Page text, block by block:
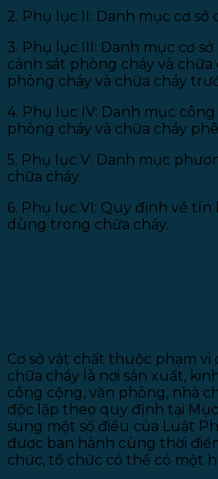
2. Phụ lục II: Danh mục cơ sở
3. Phụ lục III: Danh mục cơ
cảnh sát phòng cháy và chữa
phòng cháy và chữa cháy
4. Phụ lục IV: Danh mục
phòng cháy và chữa cháy
5. Phụ lục V: Danh mục
chữa cháy.
6. Phụ lục VI: Quy định về
dùng trong chữa cháy.
Cơ sở vật chất thuộc phạm
chữa cháy là nơi sản xuất,
công cộng, văn phòng, nhà
độc lập theo quy định tại Mục
sung một số điều của Luật
được ban hành cùng thời
chức, tổ chức có thể có một